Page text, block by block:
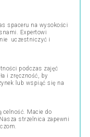
spaceru na wysokości
Expertowi
uczestniczyć i
podczas zajęć
i zręczność, by
lub wspiąć się na
celność. Macie do
strzelnica zapewni